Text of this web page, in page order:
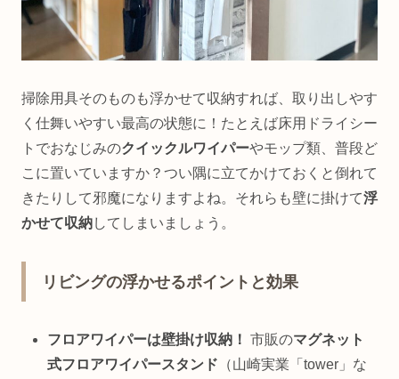
掃除用具そのものも浮かせて収納すれば、取り出しやす
く仕舞いやすい最高の状態に！たとえば床用ドライシー
トでおなじみのクイックルワイパーやモップ類、普段ど
こに置いていますか？つい隅に立てかけておくと倒れて
きたりして邪魔になりますよね。それらも壁に掛けて浮
かせて収納してしまいましょう。
リビングの浮かせるポイントと効果
フロアワイパーは壁掛け収納！ 市販のマグネット
式フロアワイパースタンド （山崎実業「tower」な